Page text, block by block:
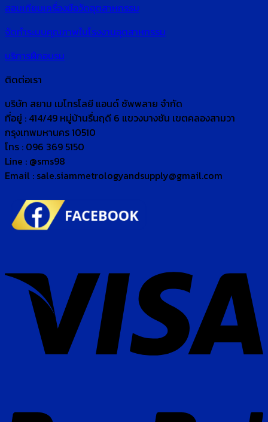
สอบเทียบเครื่องมือวัดอุตสาหกรรม
จัดทำระบบคุณภาพในโรงงานอุตสาหกรรม
บริการฝึกอบรม
ติดต่อเรา
บริษัท สยาม เมโทรโลยี แอนด์ ซัพพลาย จำกัด
ที่อยู่ : 414/49 หมู่บ้านรื่นฤดี 6 แขวงบางชัน เขตคลองสามวา
กรุงเทพมหานคร 10510
โทร : 096 369 5150
Line : @sms98
Email : sale.siammetrologyandsupply@gmail.com